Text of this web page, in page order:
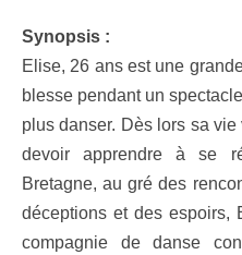
Synopsis :
Elise, 26 ans est une
blesse pendant un
plus danser. Dès lors sa
devoir apprendre à se
Bretagne, au gré des
déceptions et des espoirs,
compagnie de danse